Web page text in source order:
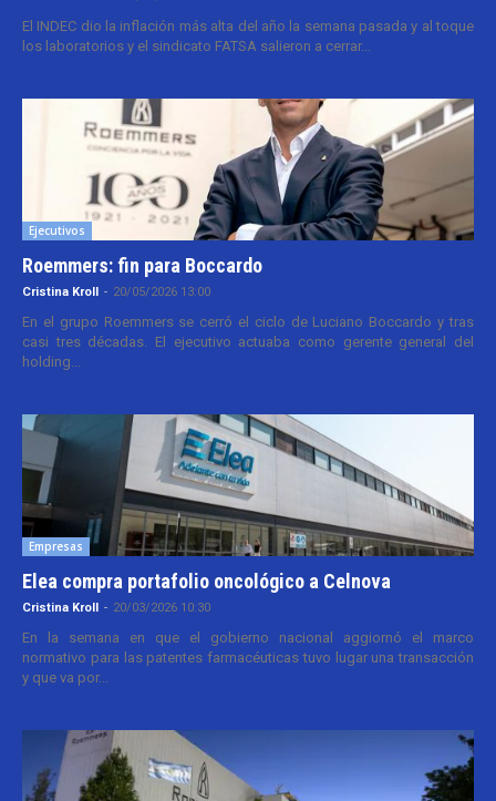
El INDEC dio la inflación más alta del año la semana pasada y al toque
los laboratorios y el sindicato FATSA salieron a cerrar...
Ejecutivos
Roemmers: fin para Boccardo
Cristina Kroll - 20/05/2026 13:00
En el grupo Roemmers se cerró el ciclo de Luciano Boccardo y tras
casi tres décadas. El ejecutivo actuaba como gerente general del
holding...
Empresas
Elea compra portafolio oncológico a Celnova
Cristina Kroll - 20/03/2026 10:30
En la semana en que el gobierno nacional aggiornó el marco
normativo para las patentes farmacéuticas tuvo lugar una transacción
y que va por...